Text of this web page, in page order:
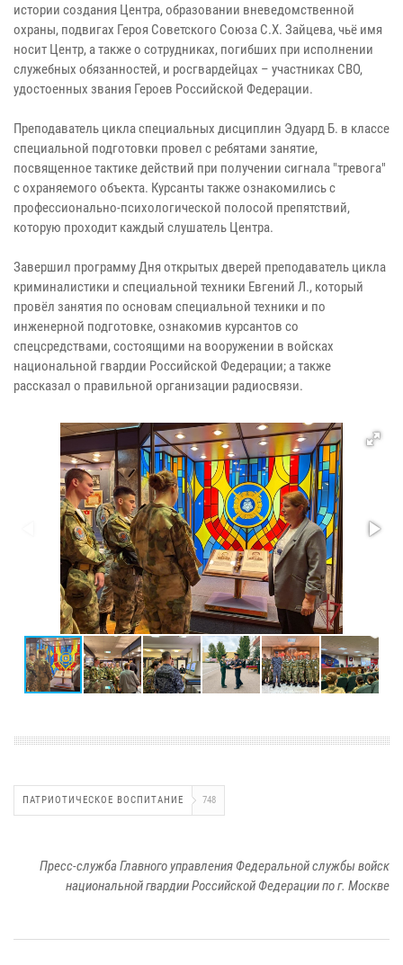
истории создания Центра, образовании вневедомственной
охраны, подвигах Героя Советского Союза С.Х. Зайцева, чьё имя
носит Центр, а также о сотрудниках, погибших при исполнении
служебных обязанностей, и росгвардейцах – участниках СВО,
удостоенных звания Героев Российской Федерации.
Преподаватель цикла специальных дисциплин Эдуард Б. в классе
специальной подготовки провел с ребятами занятие,
посвященное тактике действий при получении сигнала "тревога"
с охраняемого объекта. Курсанты также ознакомились с
профессионально-психологической полосой препятствий,
которую проходит каждый слушатель Центра.
Завершил программу Дня открытых дверей преподаватель цикла
криминалистики и специальной техники Евгений Л., который
провёл занятия по основам специальной техники и по
инженерной подготовке, ознакомив курсантов со
спецсредствами, состоящими на вооружении в войсках
национальной гвардии Российской Федерации; а также
рассказал о правильной организации радиосвязи.
ПАТРИОТИЧЕСКОЕ ВОСПИТАНИЕ 748
Пресс-служба Главного управления Федеральной службы войск
национальной гвардии Российской Федерации по г. Москве